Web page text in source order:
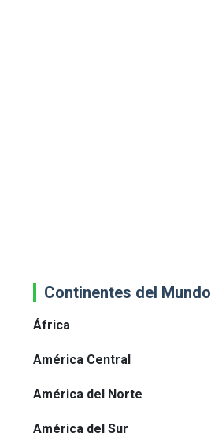
Continentes del Mundo
África
América Central
América del Norte
América del Sur